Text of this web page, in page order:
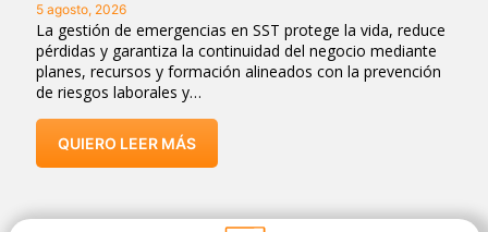
5 agosto, 2026
La gestión de emergencias en SST protege la vida, reduce
pérdidas y garantiza la continuidad del negocio mediante
planes, recursos y formación alineados con la prevención
de riesgos laborales y…
QUIERO LEER MÁS